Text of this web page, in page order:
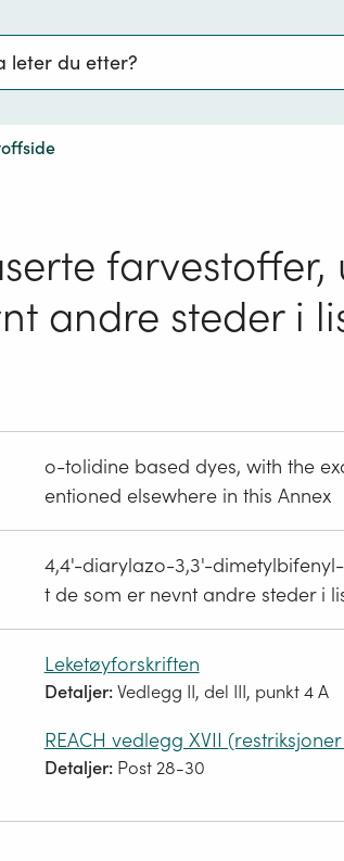
farvestoffer,
andre steder i
o-tolidine based dyes, with the
entioned elsewhere in this Annex
4,4'-diarylazo-3,3'-
t de som er nevnt andre steder i
Leketøyforskriften
Detaljer:Vedlegg II, del III, punkt 4 A
REACH vedlegg XVII
Detaljer: Post 28-30